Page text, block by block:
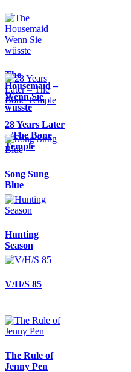
The
Housemaid –
Wenn Sie
wüsste
28 Years Later
– The Bone
Temple
Song Sung
Blue
Hunting
Season
V/H/S 85
The Rule of
Jenny Pen